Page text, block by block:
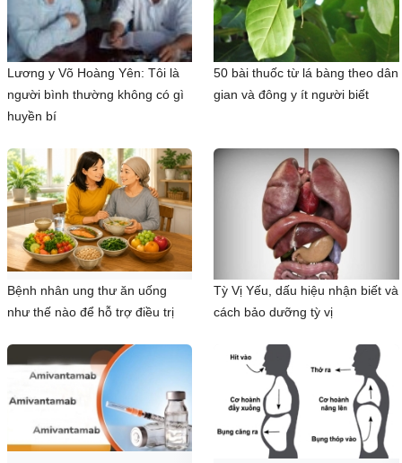
Lương y Võ Hoàng Yên: Tôi là
người bình thường không có gì
huyền bí
50 bài thuốc từ lá bàng theo dân
gian và đông y ít người biết
Bệnh nhân ung thư ăn uống
như thế nào để hỗ trợ điều trị
Tỳ Vị Yếu, dấu hiệu nhận biết và
cách bảo dưỡng tỳ vị